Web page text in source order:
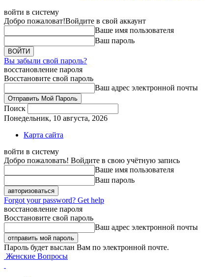
войти в систему
Добро пожаловат!Войдите в свой аккаунт
Ваше имя пользователя
Ваш пароль
Вы забыли свой пароль?
восстановление пароля
Восстановите свой пароль
Ваш адрес электронной почты
Поиск
Понедельник, 10 августа, 2026
Карта сайта
войти в систему
Добро пожаловать! Войдите в свою учётную запись
Ваше имя пользователя
Ваш пароль
Forgot your password? Get help
восстановление пароля
Восстановите свой пароль
Ваш адрес электронной почты
Пароль будет выслан Вам по электронной почте.
Женские Вопросы